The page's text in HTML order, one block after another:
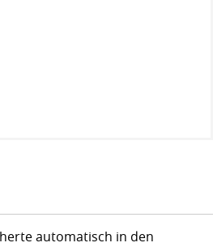
automatisch in den